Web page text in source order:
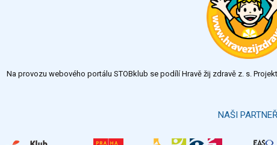
Na provozu webového portálu STOBklub se podílí Hravě žij zdravě z. s.
NAŠI